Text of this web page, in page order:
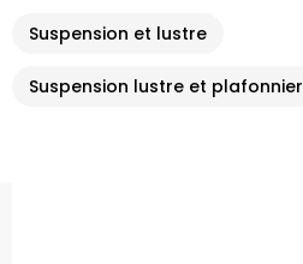
Suspension et lustre
Suspension lustre et plafonnier